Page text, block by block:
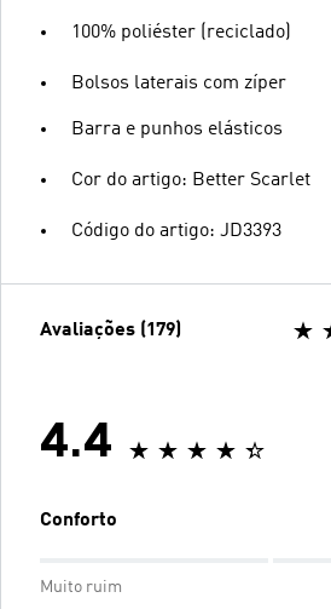
100% poliéster (reciclado)
Bolsos laterais com zíper
Barra e punhos elásticos
Cor do artigo: Better Scarlet
Código do artigo: JD3393
Avaliações (179)
4.4
Conforto
Muito ruim